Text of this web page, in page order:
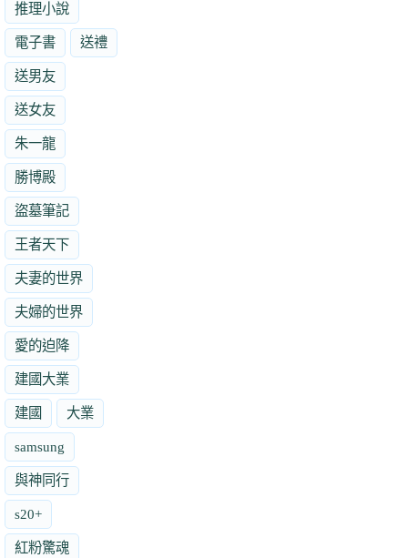
推理小說
電子書 送禮
送男友
送女友
朱一龍
勝博殿
盜墓筆記
王者天下
夫妻的世界
夫婦的世界
愛的迫降
建國大業
建國 大業
samsung
與神同行
s20+
紅粉驚魂